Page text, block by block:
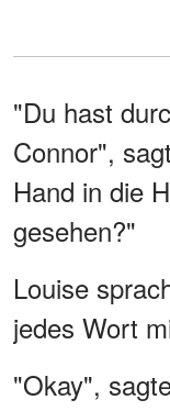
"Du hast
Connor",
Hand in die
gesehen?"
Louise
jedes Wort
"Okay",